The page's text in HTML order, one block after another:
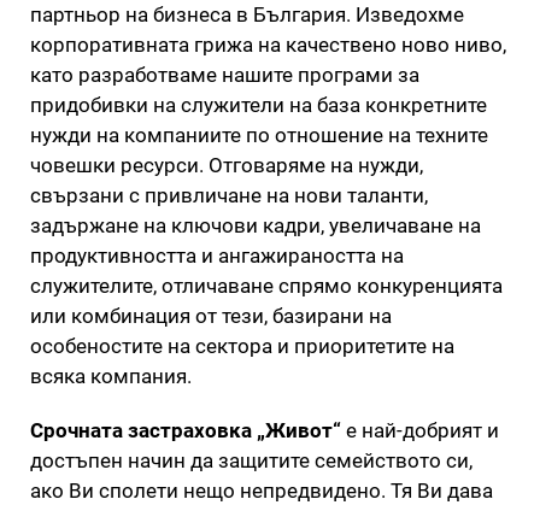
партньор на бизнеса в България. Изведохме
корпоративната грижа на качествено ново ниво,
като разработваме нашите програми за
придобивки на служители на база конкретните
нужди на компаниите по отношение на техните
човешки ресурси. Отговаряме на нужди,
свързани с привличане на нови таланти,
задържане на ключови кадри, увеличаване на
продуктивността и ангажираността на
служителите, отличаване спрямо конкуренцията
или комбинация от тези, базирани на
особеностите на сектора и приоритетите на
всяка компания.
Срочната застраховка „Живот“ е най-добрият и
достъпен начин да защитите семейството си,
ако Ви сполети нещо непредвидено. Тя Ви дава